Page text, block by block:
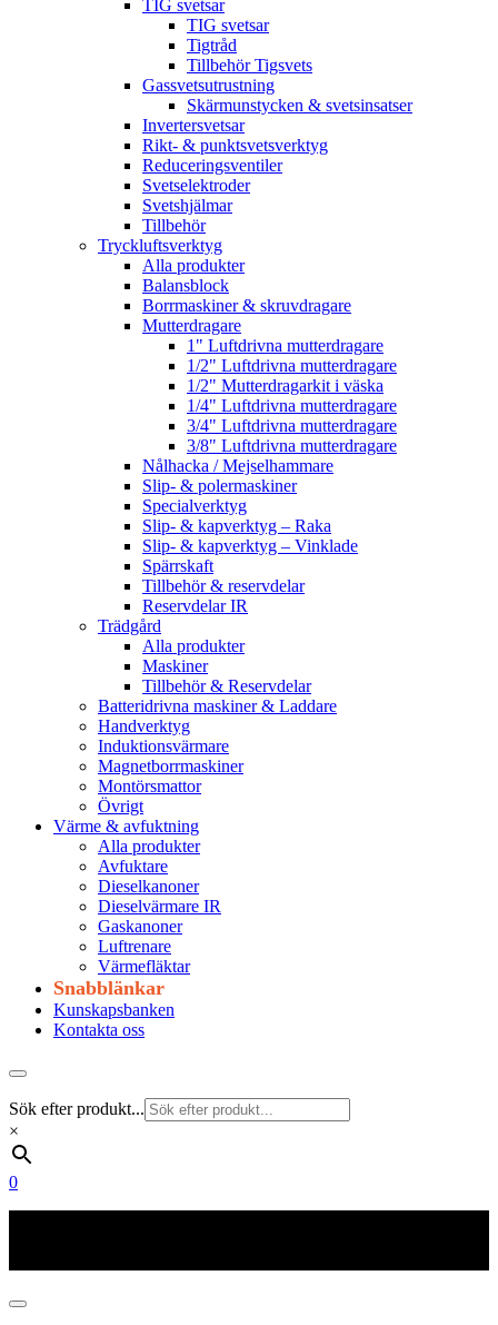
TIG svetsar
TIG svetsar
Tigtråd
Tillbehör Tigsvets
Gassvetsutrustning
Skärmunstycken & svetsinsatser
Invertersvetsar
Rikt- & punktsvetsverktyg
Reduceringsventiler
Svetselektroder
Svetshjälmar
Tillbehör
Tryckluftsverktyg
Alla produkter
Balansblock
Borrmaskiner & skruvdragare
Mutterdragare
1" Luftdrivna mutterdragare
1/2" Luftdrivna mutterdragare
1/2" Mutterdragarkit i väska
1/4" Luftdrivna mutterdragare
3/4" Luftdrivna mutterdragare
3/8" Luftdrivna mutterdragare
Nålhacka / Mejselhammare
Slip- & polermaskiner
Specialverktyg
Slip- & kapverktyg – Raka
Slip- & kapverktyg – Vinklade
Spärrskaft
Tillbehör & reservdelar
Reservdelar IR
Trädgård
Alla produkter
Maskiner
Tillbehör & Reservdelar
Batteridrivna maskiner & Laddare
Handverktyg
Induktionsvärmare
Magnetborrmaskiner
Montörsmattor
Övrigt
Värme & avfuktning
Alla produkter
Avfuktare
Dieselkanoner
Dieselvärmare IR
Gaskanoner
Luftrenare
Värmefläktar
Snabblänkar
Kunskapsbanken
Kontakta oss
Sök efter produkt...
×
0